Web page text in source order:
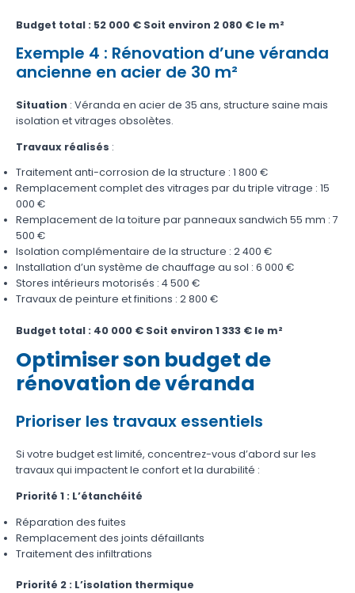
Budget total : 52 000 € Soit environ 2 080 € le m²
Exemple 4 : Rénovation d’une véranda
ancienne en acier de 30 m²
Situation : Véranda en acier de 35 ans, structure saine mais
isolation et vitrages obsolètes.
Travaux réalisés :
Traitement anti-corrosion de la structure : 1 800 €
Remplacement complet des vitrages par du triple vitrage : 15
000 €
Remplacement de la toiture par panneaux sandwich 55 mm : 7
500 €
Isolation complémentaire de la structure : 2 400 €
Installation d’un système de chauffage au sol : 6 000 €
Stores intérieurs motorisés : 4 500 €
Travaux de peinture et finitions : 2 800 €
Budget total : 40 000 € Soit environ 1 333 € le m²
Optimiser son budget de
rénovation de véranda
Prioriser les travaux essentiels
Si votre budget est limité, concentrez-vous d’abord sur les
travaux qui impactent le confort et la durabilité :
Priorité 1 : L’étanchéité
Réparation des fuites
Remplacement des joints défaillants
Traitement des infiltrations
Priorité 2 : L’isolation thermique